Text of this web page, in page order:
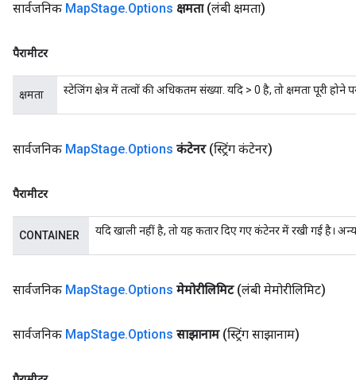
सार्वजनिक MapStage.Options क्षमता (लंबी क्षमता)
पैरामीटर
क्षमता स्टेजिंग क्षेत्र में तत्वों की अधिकतम संख्या. यदि > 0 है, तो क्षमता पूरी होने
सार्वजनिक MapStage.Options कंटेनर (स्ट्रिंग कंटेनर)
पैरामीटर
CONTAINER यदि खाली नहीं है, तो यह कतार दिए गए कंटेनर में रखी गई है।
सार्वजनिक MapStage.Options मेमोरीलिमिट (लंबी मेमोरीलिमिट)
सार्वजनिक MapStage.Options साझानाम (स्ट्रिंग साझानाम)